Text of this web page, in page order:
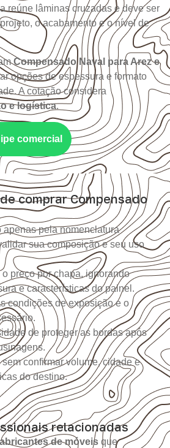
reúne lâminas cruzadas e deve ser
o acabamento e o nível de
Compensado Naval para Arez e
opções de espessura e formato
A cotação considera
e logística.
comercial
comprar Compensado
apenas pela nomenclatura
sua composição e seu uso
preço por chapa, ignorando
e características do painel.
condições de exposição e o
de proteger as bordas após
confirmar volume, cidade e
do destino.
relacionadas
de móveis que